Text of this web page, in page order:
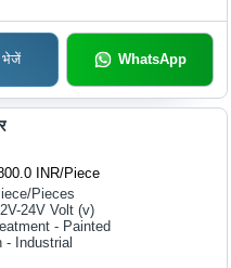
भेजें WhatsApp
INR/Piece
Pieces
24V Volt (v)
- Painted
- Industrial